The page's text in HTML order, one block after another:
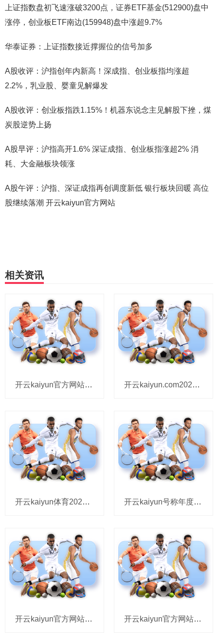
上证指数盘初飞速涨破3200点，证券ETF基金(512900)盘中
涨停，创业板ETF南边(159948)盘中涨超9.7%
华泰证券：上证指数接近撑握位的信号加多
A股收评：沪指创年内新高！深成指、创业板指均涨超
2.2%，乳业股、婴童见解爆发
A股收评：创业板指跌1.15%！机器东说念主见解股下挫，煤
炭股逆势上扬
A股早评：沪指高开1.6% 深证成指、创业板指涨超2% 消
耗、大金融板块领涨
A股午评：沪指、深证成指再创调度新低 银行板块回暖 高位
股继续落潮 开云kaiyun官方网站
相关资讯
开云kaiyun官方网站2025年8月27日宁夏海吉星外洋农居品物流有限公司价钱行情-kai云体育a 开云kaiyun.com2025年8月27日宁夏四季鲜农家具概述批发商场价钱行情-kai云体育app
开云kaiyun体育2025年8月27日宁夏·中宁国外枸杞往复中心价钱行情-kai云体育app官方下 开云kaiyun号称年度最离谱家务现场-kai云体育app官方下载app最新版本-kai云体育app
开云kaiyun官方网站吕颂贤雷同在第一时期转发了老婆的翰墨-kai云体育app官方下载app最新版 开云kaiyun官方网站我抱入辖下手机刷视频-kai云体育app官方下载app最新版本-kai云体育